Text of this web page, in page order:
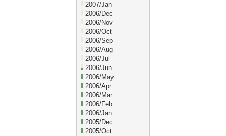
2007/Jan
2006/Dec
2006/Nov
2006/Oct
2006/Sep
2006/Aug
2006/Jul
2006/Jun
2006/May
2006/Apr
2006/Mar
2006/Feb
2006/Jan
2005/Dec
2005/Oct